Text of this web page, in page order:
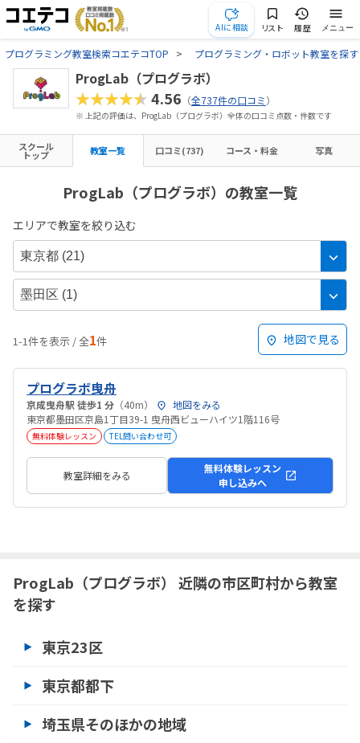
AIに相談 リスト 履歴 メニュー
プログラミング教室検索コエテコTOP プログラミング・ロボット教室を探す
ProgLab（プログラボ）
★★★★★4.56 （全737件の口コミ）
※ 上記の評価は、ProgLab（プログラボ）全体の口コミ点数・件数です
スクール
トップ 教室一覧 口コミ(737) コース・料金 写真
ProgLab（プログラボ）の教室一覧
エリアで教室を絞り込む
1-1件を表示 / 全1件 地図で見る
プログラボ曳舟
京成曳舟駅 徒歩1 分 （40m）
地図をみる
東京都墨田区京島1丁目39-1 曳舟西ビューハイツ1階116号
無料体験レッスン TEL問い合わせ可
教室詳細をみる
無料体験レッスン
申し込みへ
ProgLab（プログラボ） 近隣の市区町村から教室
を探す
東京23区
東京都都下
埼玉県そのほかの地域